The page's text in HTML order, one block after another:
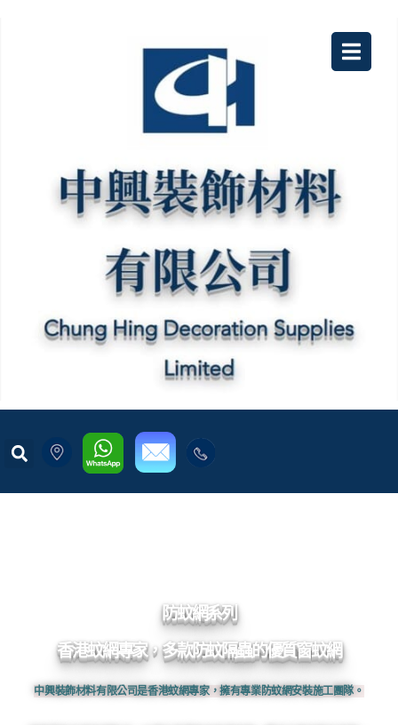
防蚊網系列
香港蚊網專家，多款防蚊隔蟲的優質窗蚊網
中興裝飾材料有限公司是香港蚊網專家，擁有專業防蚊網安裝施工團隊。